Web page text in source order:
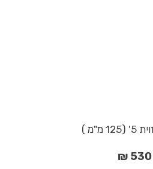
מ"מ )
530 ₪